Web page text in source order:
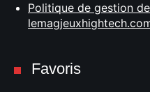
Politique de gestion
Favoris